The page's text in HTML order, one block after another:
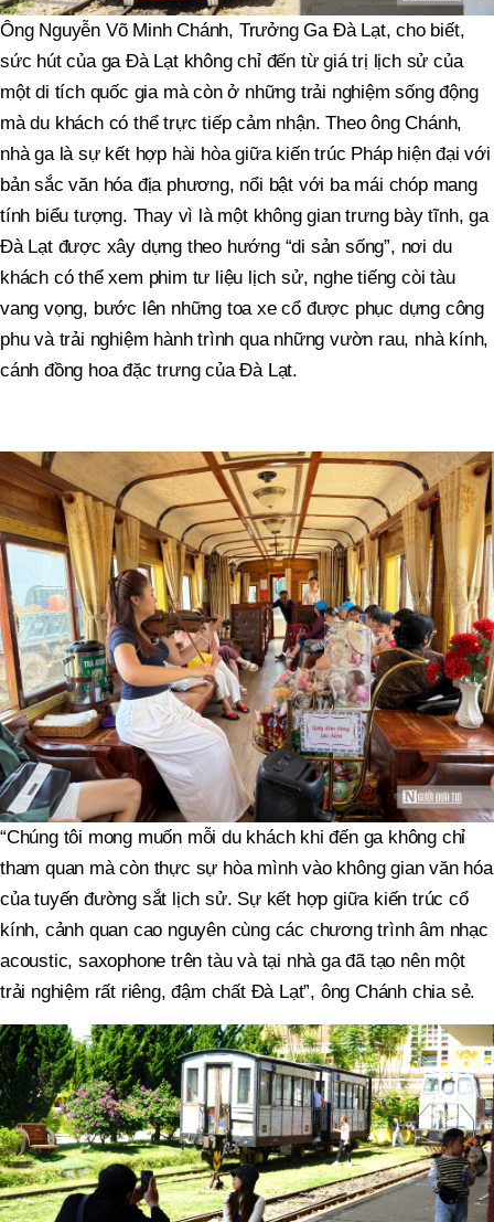
Ông Nguyễn Võ Minh Chánh, Trưởng Ga Đà Lạt, cho biết,
sức hút của ga Đà Lạt không chỉ đến từ giá trị lịch sử của
một di tích quốc gia mà còn ở những trải nghiệm sống động
mà du khách có thể trực tiếp cảm nhận. Theo ông Chánh,
nhà ga là sự kết hợp hài hòa giữa kiến trúc Pháp hiện đại với
bản sắc văn hóa địa phương, nổi bật với ba mái chóp mang
tính biểu tượng. Thay vì là một không gian trưng bày tĩnh, ga
Đà Lạt được xây dựng theo hướng “di sản sống”, nơi du
khách có thể xem phim tư liệu lịch sử, nghe tiếng còi tàu
vang vọng, bước lên những toa xe cổ được phục dựng công
phu và trải nghiệm hành trình qua những vườn rau, nhà kính,
cánh đồng hoa đặc trưng của Đà Lạt.
“Chúng tôi mong muốn mỗi du khách khi đến ga không chỉ
tham quan mà còn thực sự hòa mình vào không gian văn hóa
của tuyến đường sắt lịch sử. Sự kết hợp giữa kiến trúc cổ
kính, cảnh quan cao nguyên cùng các chương trình âm nhạc
acoustic, saxophone trên tàu và tại nhà ga đã tạo nên một
trải nghiệm rất riêng, đậm chất Đà Lạt”, ông Chánh chia sẻ.